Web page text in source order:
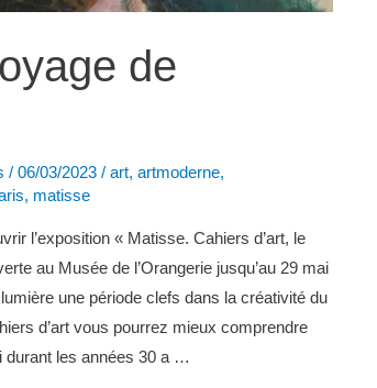
de
/ 06/03/2023 / art, artmoderne,
, matisse
l’exposition « Matisse. Cahiers d’art, le
au Musée de l’Orangerie jusqu’au 29 mai
une période clefs dans la créativité du
d’art vous pourrez mieux comprendre
durant les années 30 a …